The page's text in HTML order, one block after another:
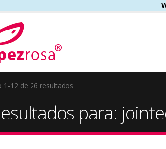
1-12 de 26 resultados
para: